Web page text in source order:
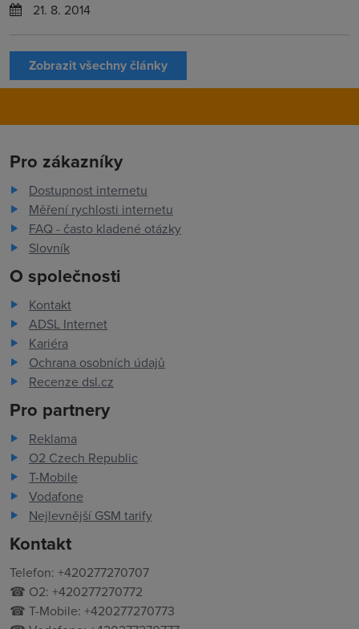
21. 8. 2014
Zobrazit všechny články
Pro zákazníky
Dostupnost internetu
Měření rychlosti internetu
FAQ - často kladené otázky
Slovník
O společnosti
Kontakt
ADSL Internet
Kariéra
Ochrana osobních údajů
Recenze dsl.cz
Pro partnery
Reklama
O2 Czech Republic
T-Mobile
Vodafone
Nejlevnější GSM tarify
Kontakt
Telefon: +420277270707
☎ O2: +420277270772
☎ T-Mobile: +420277270773